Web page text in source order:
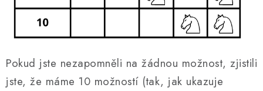
Pokud jste nezapomněli na žádnou možnost, zjistili
jste, že máme 10 možností (tak, jak ukazuje